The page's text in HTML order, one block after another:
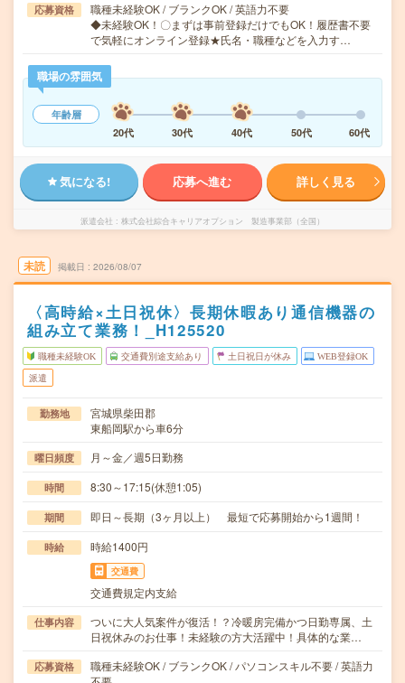
応募資格
職種未経験OK / ブランクOK / 英語力不要
◆未経験OK！〇まずは事前登録だけでもOK！履歴書不要
で気軽にオンライン登録★氏名・職種などを入力す…
職場の雰囲気
年齢層
20代
30代 40代 50代 60代
気になる! 応募へ進む 詳しく見る
派遣会社 株式会社綜合キャリアオプション 製造事業部（全国）
未読 掲載日 2026/08/07
〈高時給×土日祝休〉長期休暇あり通信機器の
組み立て業務！_H125520
職種未経験OK 交通費別途支給あり 土日祝日が休み WEB登録OK
派遣
勤務地
宮城県柴田郡
東船岡駅から車6分
曜日頻度 月～金／週5日勤務
時間 8:30～17:15(休憩1:05)
期間 即日～長期（3ヶ月以上） 最短で応募開始から1週間！
時給 時給1400円
交通費
交通費規定内支給
仕事内容
ついに大人気案件が復活！？冷暖房完備かつ日勤専属、土
日祝休みのお仕事！未経験の方大活躍中！具体的な業…
応募資格
職種未経験OK / ブランクOK / パソコンスキル不要 / 英語力